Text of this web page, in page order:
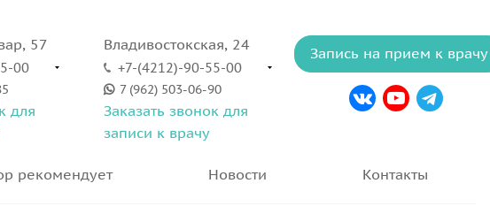
Запись на прием к врачу
57
00
для
Владивостокская, 24
+7-(4212)-90-55-00
7 (962) 503-06-90
Заказать звонок для
записи к врачу
рекомендует Новости Контакты